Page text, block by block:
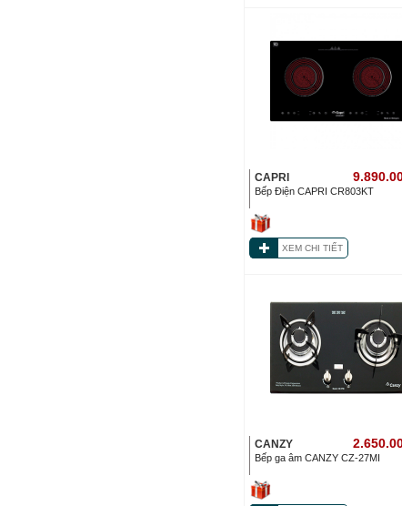
CAPRI
Bếp Điện CAPRI CR803KT
XEM CHI TIẾT
CANZY
Bếp ga âm CANZY CZ-27MI